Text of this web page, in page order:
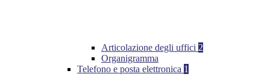
Articolazione degli uffici 2
Organigramma
Telefono e posta elettronica 1